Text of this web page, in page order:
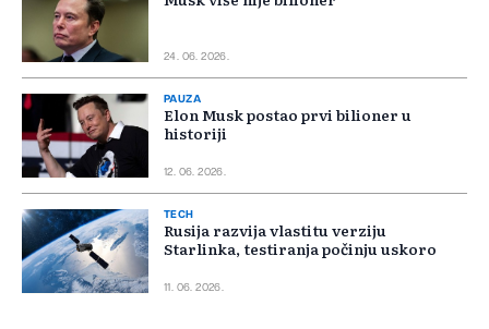
24. 06. 2026.
PAUZA
Elon Musk postao prvi bilioner u
historiji
12. 06. 2026.
TECH
Rusija razvija vlastitu verziju
Starlinka, testiranja počinju uskoro
11. 06. 2026.